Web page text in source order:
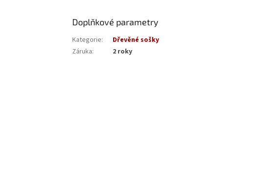
Doplňkové parametry
Kategorie:
Dřevěné sošky
Záruka: 2 roky